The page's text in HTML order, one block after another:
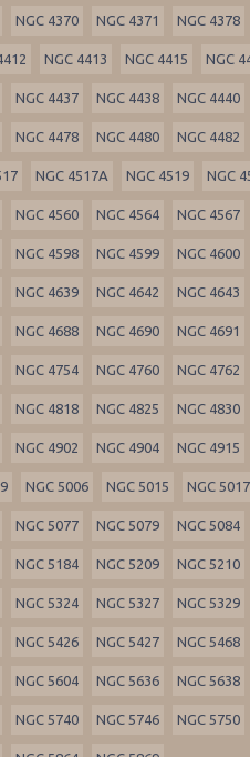
NGC 4370 NGC 4371 NGC 4378
NGC 4413 NGC 4415 NGC
NGC 4437 NGC 4438 NGC 4440
NGC 4478 NGC 4480 NGC 4482
NGC 4517A NGC 4519 NGC
NGC 4560 NGC 4564 NGC 4567
NGC 4598 NGC 4599 NGC 4600
NGC 4639 NGC 4642 NGC 4643
NGC 4688 NGC 4690 NGC 4691
NGC 4754 NGC 4760 NGC 4762
NGC 4818 NGC 4825 NGC 4830
NGC 4902 NGC 4904 NGC 4915
NGC 5006 NGC 5015 NGC 5017
NGC 5077 NGC 5079 NGC 5084
NGC 5184 NGC 5209 NGC 5210
NGC 5324 NGC 5327 NGC 5329
NGC 5426 NGC 5427 NGC 5468
NGC 5604 NGC 5636 NGC 5638
NGC 5740 NGC 5746 NGC 5750